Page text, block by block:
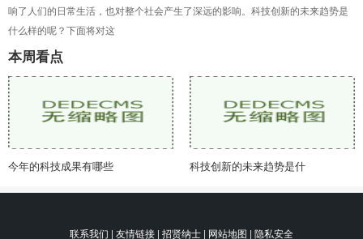
响了人们的日常生活，也对整个社会产生了深远的影响。科技创新的未来趋势是
什么样的呢？下面将对这
本周看点
今年的科技成果有哪些 科技创新的未来趋势是什
联系我们 | 友情链接 | 招贤纳士 | 网站地图 | 隐私安全